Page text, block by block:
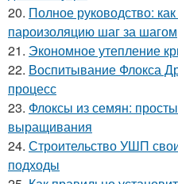
20. Полное руководство:
пароизоляцию шаг за шагом
21. Экономное утепление
22. Воспитывание Флокса
процесс
23. Флоксы из семян:
выращивания
24. Строительство УШП
подходы